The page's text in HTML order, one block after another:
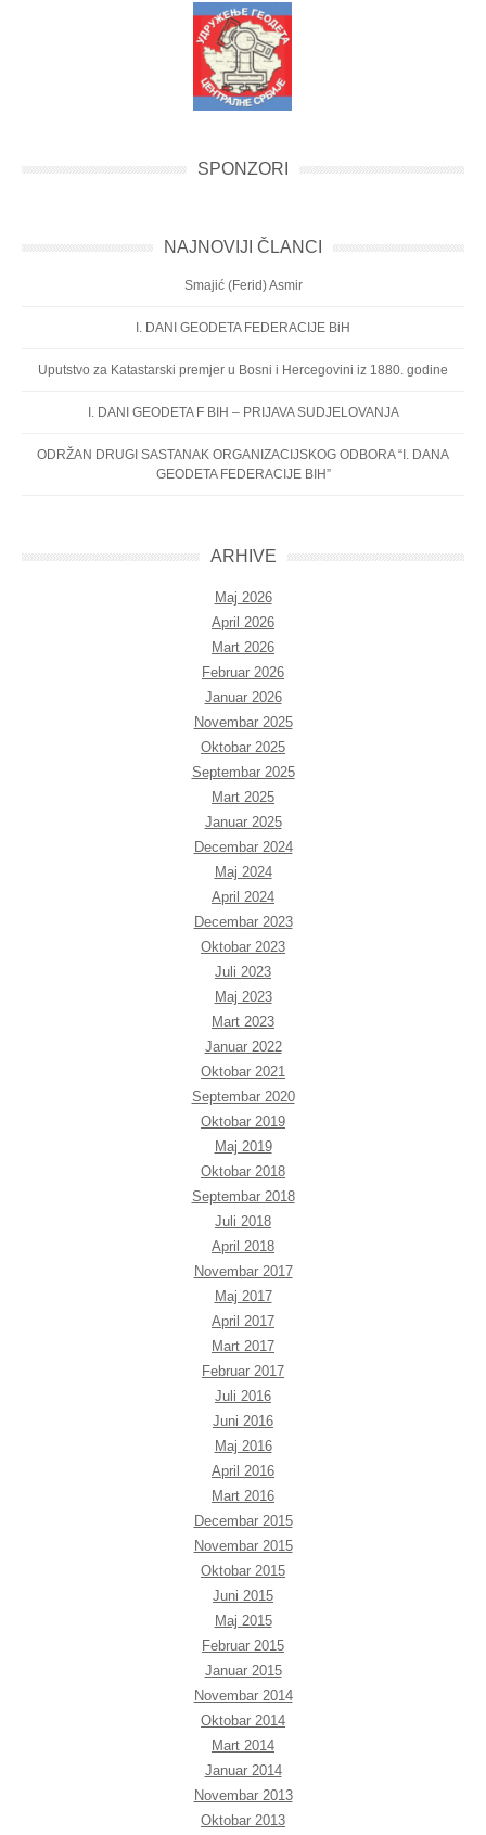
SPONZORI
NAJNOVIJI ČLANCI
Smajić (Ferid) Asmir
I. DANI GEODETA FEDERACIJE BiH
Uputstvo za Katastarski premjer u Bosni i Hercegovini iz 1880. godine
I. DANI GEODETA F BIH – PRIJAVA SUDJELOVANJA
ODRŽAN DRUGI SASTANAK ORGANIZACIJSKOG ODBORA “I. DANA
GEODETA FEDERACIJE BIH”
ARHIVE
Maj 2026
April 2026
Mart 2026
Februar 2026
Januar 2026
Novembar 2025
Oktobar 2025
Septembar 2025
Mart 2025
Januar 2025
Decembar 2024
Maj 2024
April 2024
Decembar 2023
Oktobar 2023
Juli 2023
Maj 2023
Mart 2023
Januar 2022
Oktobar 2021
Septembar 2020
Oktobar 2019
Maj 2019
Oktobar 2018
Septembar 2018
Juli 2018
April 2018
Novembar 2017
Maj 2017
April 2017
Mart 2017
Februar 2017
Juli 2016
Juni 2016
Maj 2016
April 2016
Mart 2016
Decembar 2015
Novembar 2015
Oktobar 2015
Juni 2015
Maj 2015
Februar 2015
Januar 2015
Novembar 2014
Oktobar 2014
Mart 2014
Januar 2014
Novembar 2013
Oktobar 2013